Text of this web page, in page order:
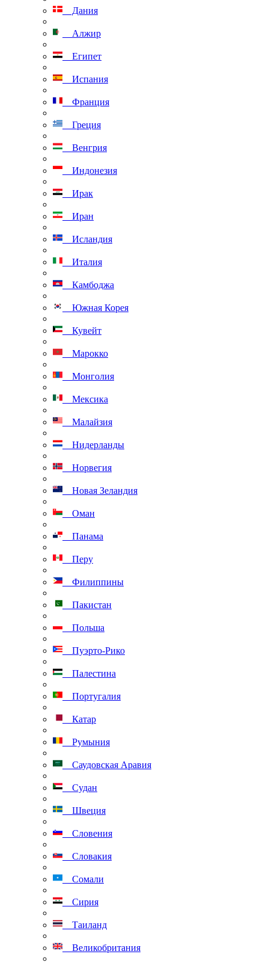
Дания
Алжир
Египет
Испания
Франция
Греция
Венгрия
Индонезия
Ирак
Иран
Исландия
Италия
Камбоджа
Южная Корея
Кувейт
Марокко
Монголия
Мексика
Малайзия
Нидерланды
Норвегия
Новая Зеландия
Оман
Панама
Перу
Филиппины
Пакистан
Польша
Пуэрто-Рико
Палестина
Португалия
Катар
Румыния
Саудовская Аравия
Судан
Швеция
Словения
Словакия
Сомали
Сирия
Таиланд
Великобритания